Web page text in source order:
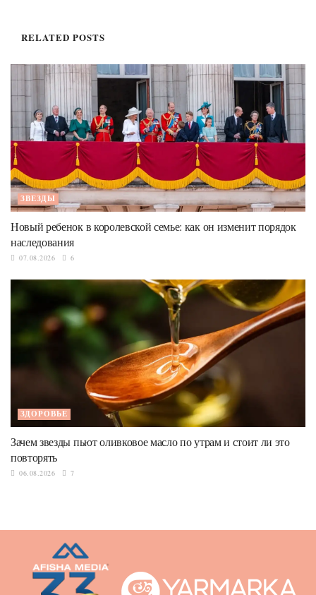
RELATED POSTS
ЗВЕЗДЫ
Новый ребенок в королевской семье: как он изменит порядок
наследования
07.08.2026 6
ЗДОРОВЬЕ
Зачем звезды пьют оливковое масло по утрам и стоит ли это
повторять
06.08.2026 7